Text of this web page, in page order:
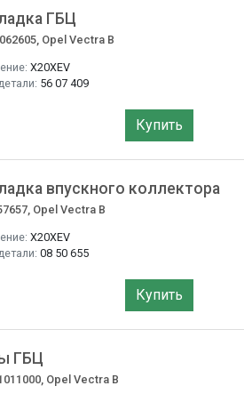
ГБЦ
Opel Vectra B
X20XEV
56 07 409
Купить
впускного коллектора
Opel Vectra B
X20XEV
08 50 655
Купить
ГБЦ
Opel Vectra B